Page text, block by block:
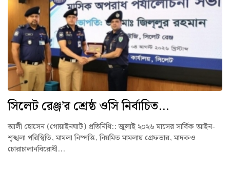
সিলেট রেঞ্জ’র শ্রেষ্ঠ ওসি নির্বাচিত...
আলী হোসেন (গোয়াইনঘাট) প্রতিনিধি:: ‎জুলাই ২০২৬ মাসের সার্বিক আইন-
শৃঙ্খলা পরিস্থিতি, মামলা নিষ্পত্তি, নিয়মিত মামলায় গ্রেফতার, মাদকও
চোরাচালানবিরোধী...